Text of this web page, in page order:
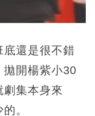
還是很不錯
拋開楊紫小30
劇集本身來
。